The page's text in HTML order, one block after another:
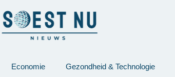
Economie Gezondheid & Technologie